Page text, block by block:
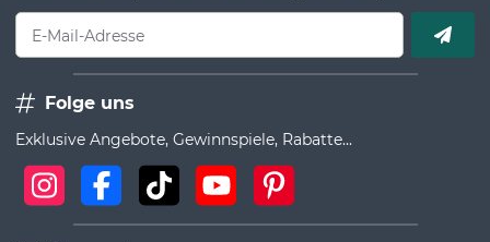
E-Mail-Adresse
Folge uns
Exklusive Angebote, Gewinnspiele, Rabatte...